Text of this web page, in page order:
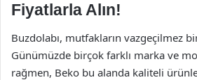
Fiyatlarla Alın!
Buzdolabı, mutfakların vazgeçilmez bir
Günümüzde birçok farklı marka ve
rağmen, Beko bu alanda kaliteli